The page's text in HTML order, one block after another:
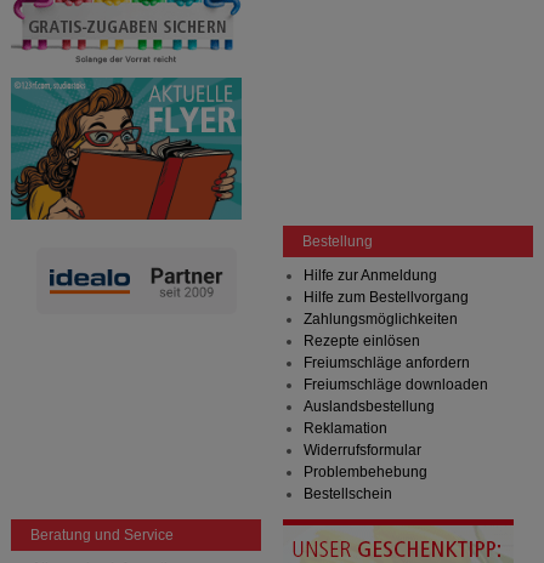
Bestellung
Hilfe zur Anmeldung
Hilfe zum Bestellvorgang
Zahlungsmöglichkeiten
Rezepte einlösen
Freiumschläge anfordern
Freiumschläge downloaden
Auslandsbestellung
Reklamation
Widerrufsformular
Problembehebung
Bestellschein
Beratung und Service